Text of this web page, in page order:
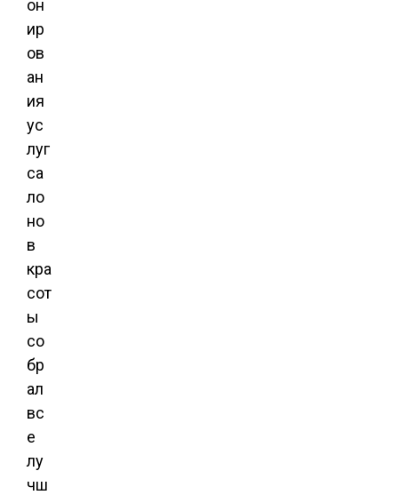
он
ир
ов
ан
ия
ус
луг
са
ло
но
в
кра
сот
ы
со
бр
ал
вс
е
лу
чш